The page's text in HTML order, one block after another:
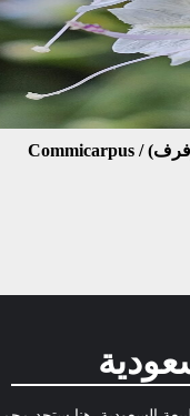
الرقم 1 (الرديف، الرفرف) / Commicarpus